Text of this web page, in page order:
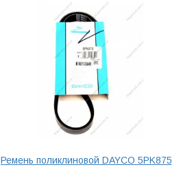
Ремень поликлиновой DAYCO 5PK875